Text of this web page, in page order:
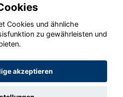
GmbH 2020 - 2026
Cookies und ähnliche
zu gewährleisten und
akzeptieren